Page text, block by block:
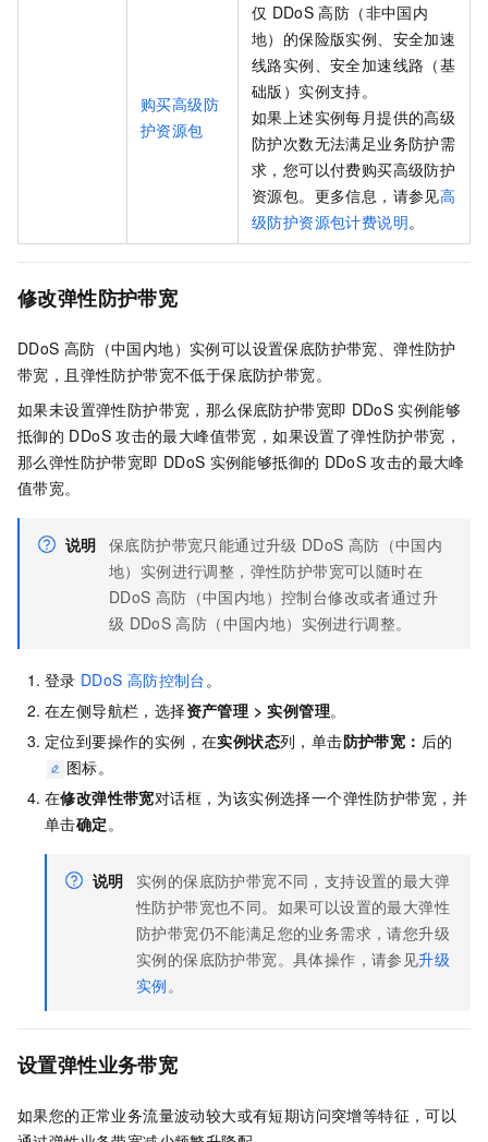
购买高级防
护资源包
仅 DDoS 高防（非中国内
地）的保险版实例、安全加速
线路实例、安全加速线路（基
础版）实例支持。
如果上述实例每月提供的高级
防护次数无法满足业务防护需
求，您可以付费购买高级防护
资源包。更多信息，请参见高
级防护资源包计费说明。
修改弹性防护带宽
DDoS 高防（中国内地）实例可以设置保底防护带宽、弹性防护
带宽，且弹性防护带宽不低于保底防护带宽。
如果未设置弹性防护带宽，那么保底防护带宽即 DDoS 实例能够
抵御的 DDoS 攻击的最大峰值带宽，如果设置了弹性防护带宽，
那么弹性防护带宽即 DDoS 实例能够抵御的 DDoS 攻击的最大峰
值带宽。
说明 保底防护带宽只能通过升级 DDoS 高防（中国内
地）实例进行调整，弹性防护带宽可以随时在
DDoS 高防（中国内地）控制台修改或者通过升
级 DDoS 高防（中国内地）实例进行调整。
登录 DDoS 高防控制台。
在左侧导航栏，选择资产管理 >实例管理。
定位到要操作的实例，在实例状态列，单击防护带宽： 后的
图标。
在修改弹性带宽对话框，为该实例选择一个弹性防护带宽，并
单击确定。
说明
实例的保底防护带宽不同，支持设置的最大弹
性防护带宽也不同。如果可以设置的最大弹性
防护带宽仍不能满足您的业务需求，请您升级
实例的保底防护带宽。具体操作，请参见升级
实例。
设置弹性业务带宽
如果您的正常业务流量波动较大或有短期访问突增等特征，可以